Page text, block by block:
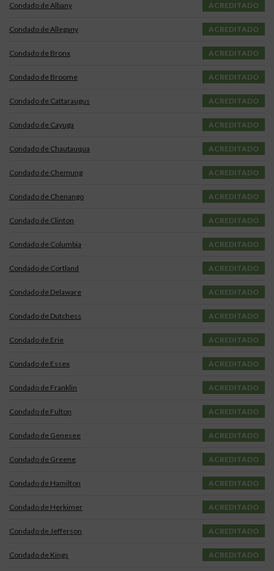
Condado de Albany ACREDITADO
Condado de Allegany ACREDITADO
Condado de Bronx ACREDITADO
Condado de Broome ACREDITADO
Condado de Cattaraugus ACREDITADO
Condado de Cayuga ACREDITADO
Condado de Chautauqua ACREDITADO
Condado de Chemung ACREDITADO
Condado de Chenango ACREDITADO
Condado de Clinton ACREDITADO
Condado de Columbia ACREDITADO
Condado de Cortland ACREDITADO
Condado de Delaware ACREDITADO
Condado de Dutchess ACREDITADO
Condado de Erie ACREDITADO
Condado de Essex ACREDITADO
Condado de Franklin ACREDITADO
Condado de Fulton ACREDITADO
Condado de Genesee ACREDITADO
Condado de Greene ACREDITADO
Condado de Hamilton ACREDITADO
Condado de Herkimer ACREDITADO
Condado de Jefferson ACREDITADO
Condado de Kings ACREDITADO